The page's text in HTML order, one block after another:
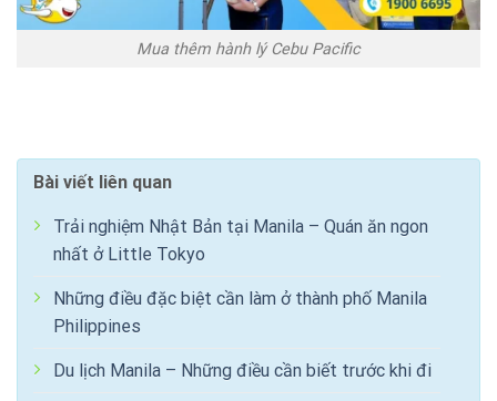
Mua thêm hành lý Cebu Pacific
Bài viết liên quan
Trải nghiệm Nhật Bản tại Manila – Quán ăn ngon
nhất ở Little Tokyo
Những điều đặc biệt cần làm ở thành phố Manila
Philippines
Du lịch Manila – Những điều cần biết trước khi đi